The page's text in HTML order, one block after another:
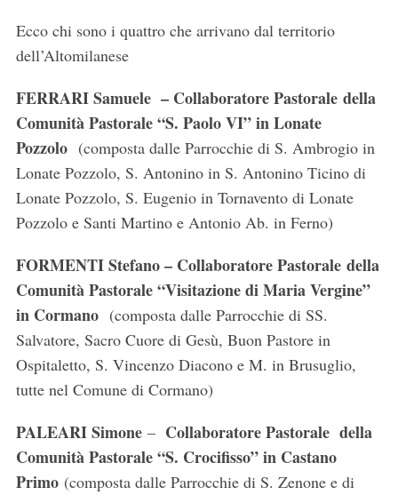
Ecco chi sono i quattro che arrivano dal territorio
dell’Altomilanese
FERRARI Samuele – Collaboratore Pastoraledella
Comunità Pastorale “S. Paolo VI” in Lonate
Pozzolo (composta dalle Parrocchie di S. Ambrogio in
Lonate Pozzolo, S. Antonino in S. Antonino Ticino di
Lonate Pozzolo, S. Eugenio in Tornavento di Lonate
Pozzolo e Santi Martino e Antonio Ab. in Ferno)
FORMENTI Stefano – Collaboratore Pastoraledella
Comunità Pastorale “Visitazione di Maria Vergine”
in Cormano (composta dalle Parrocchie di SS.
Salvatore, Sacro Cuore di Gesù, Buon Pastore in
Ospitaletto, S. Vincenzo Diacono e M. in Brusuglio,
tutte nel Comune di Cormano)
PALEARI Simone– Collaboratore Pastoraledella
Comunità Pastorale “S. Crocifisso” in Castano
Primo (composta dalle Parrocchie di S. Zenone e di